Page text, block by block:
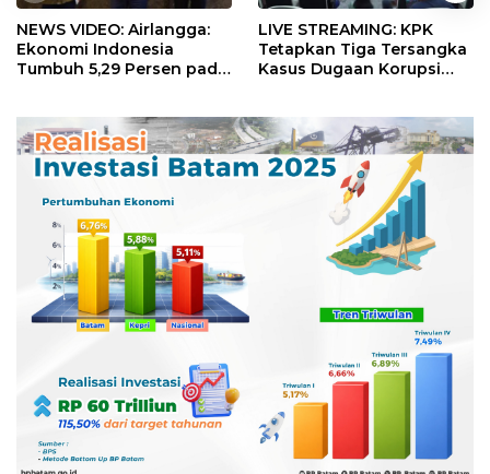
NEWS VIDEO: Airlangga:
Ekonomi Indonesia
Tumbuh 5,29 Persen pada
LIVE STREAMING: KPK
Tetapkan Tiga Tersangka
Kasus Dugaan Korupsi